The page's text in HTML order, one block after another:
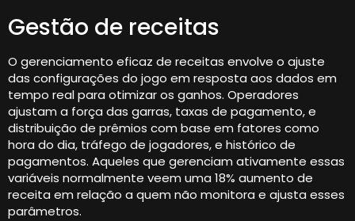
Gestão de receitas
O gerenciamento eficaz de receitas envolve o ajuste
das configurações do jogo em resposta aos dados em
tempo real para otimizar os ganhos. Operadores
ajustam a força das garras, taxas de pagamento, e
distribuição de prêmios com base em fatores como
hora do dia, tráfego de jogadores, e histórico de
pagamentos. Aqueles que gerenciam ativamente essas
variáveis ​​normalmente veem uma 18% aumento de
receita em relação a quem não monitora e ajusta esses
parâmetros.